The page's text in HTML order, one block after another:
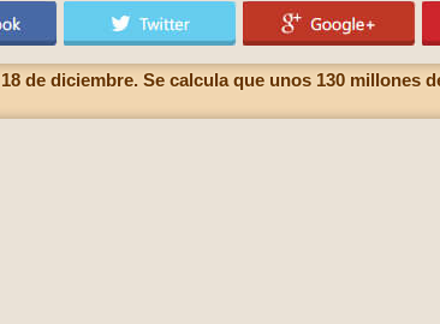
de diciembre. Se calcula que unos 130 millones